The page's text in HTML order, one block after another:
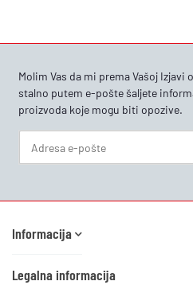
Molim Vas da mi prema Vašoj Izjavi
stalno putem e-pošte šaljete
proizvoda koje mogu biti opozive.
Informacija
Legalna informacija